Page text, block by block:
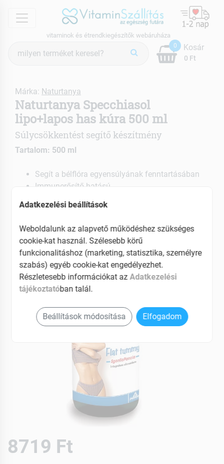
menu
vitaminok és étrendkiegészítők webáruháza
keresés
0
0 Ft
Kosár
Márka: Naturtanya
Naturtanya Specchiasol
lipo+lapos has kúra 500 ml
Súlycsökkentést segítő készítmény
Tartalom: 500 ml
Segít a bélflóra egyensúlyának fenntartásában
Immunerősítő hatású
megtartásához
EAN: 5999882575674
8719 Ft
Adatkezelési beállítások
Weboldalunk az alapvető működéshez szükséges
cookie-kat használ. Szélesebb körű
funkcionalitáshoz (marketing, statisztika, személyre
szabás) egyéb cookie-kat engedélyezhet.
Részletesebb információkat azAdatkezelési
tájékoztatóban talál.
Beállítások módosítása Elfogadom